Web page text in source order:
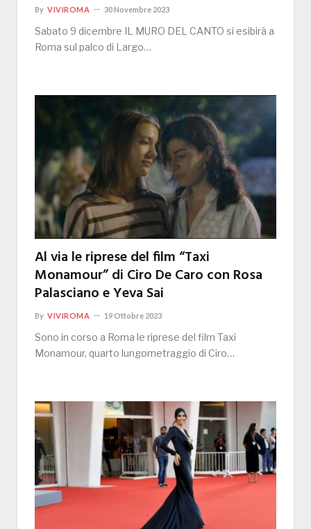
By VIVIROMA 30 Novembre 2023
Sabato 9 dicembre IL MURO DEL CANTO si esibirà a
Roma sul palco di Largo…
Al via le riprese del film “Taxi
Monamour” di Ciro De Caro con Rosa
Palasciano e Yeva Sai
By VIVIROMA 19 Ottobre 2023
Sono in corso a Roma le riprese del film Taxi
Monamour, quarto lungometraggio di Ciro…